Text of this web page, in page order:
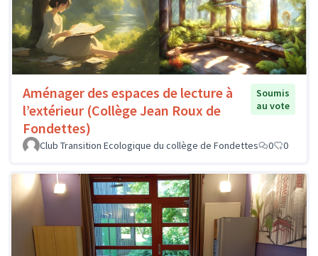
Aménager des espaces de lecture à
l’extérieur (Collège Jean Roux de
Fondettes)
Soumis
au vote
Club Transition Ecologique du collège de Fondettes 0 0